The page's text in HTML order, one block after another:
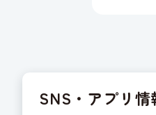
SNS・アプリ情